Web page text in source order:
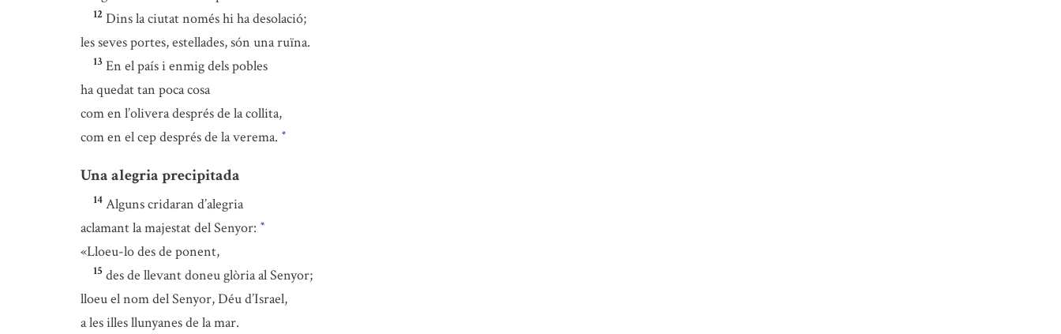
12 Dins la ciutat només hi ha desolació;
les seves portes, estellades, són una ruïna.
13 En el país i enmig dels pobles
ha quedat tan poca cosa
com en l’olivera després de la collita,
com en el cep després de la verema. *
Una alegria precipitada
14 Alguns cridaran d’alegria
aclamant la majestat del Senyor: *
«Lloeu-lo des de ponent,
15 des de llevant doneu glòria al Senyor;
lloeu el nom del Senyor, Déu d’Israel,
a les illes llunyanes de la mar.